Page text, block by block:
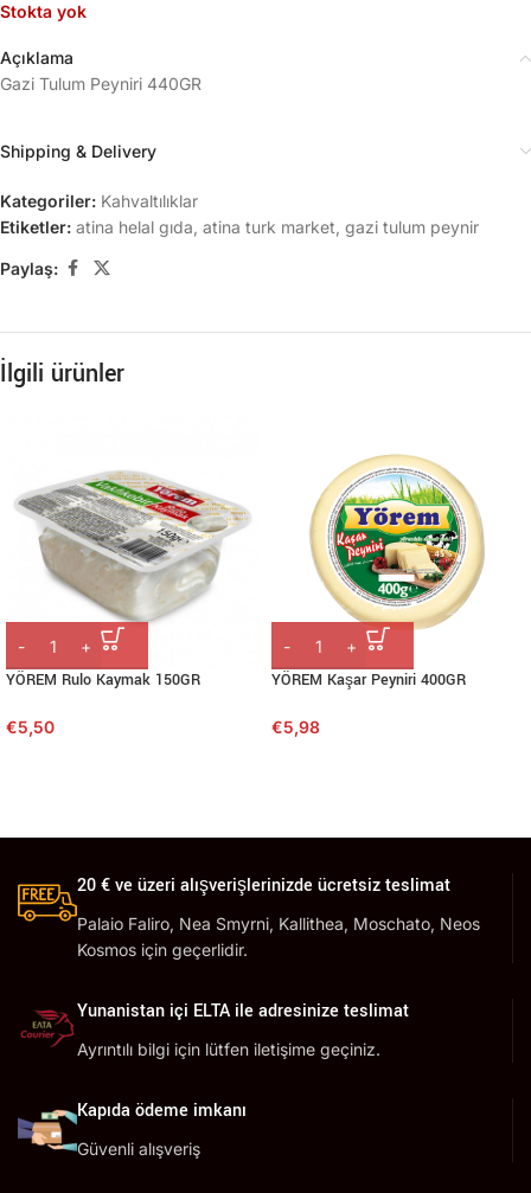
Stokta yok
Açıklama
Gazi Tulum Peyniri 440GR
Shipping & Delivery
Kategoriler: Kahvaltılıklar
Etiketler: atina helal gıda atina turk market gazi tulum peynir
Paylaş:
İlgili ürünler
YÖREM Rulo Kaymak 150GR
€5,50
YÖREM Kaşar Peyniri 400GR
€5,98
20 € ve üzeri alışverişlerinizde ücretsiz teslimat
Palaio Faliro, Nea Smyrni, Kallithea, Moschato, Neos
Kosmos için geçerlidir.
Yunanistan içi ELTA ile adresinize teslimat
Ayrıntılı bilgi için lütfen iletişime geçiniz.
Kapıda ödeme imkanı
Güvenli alışveriş